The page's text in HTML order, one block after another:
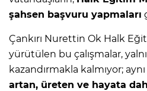
şahsen başvuru yapmaları
Çankırı Nurettin Ok Halk
yürütülen bu çalışmalar,
kazandırmakla kalmıyor;
artan, üreten ve hayata